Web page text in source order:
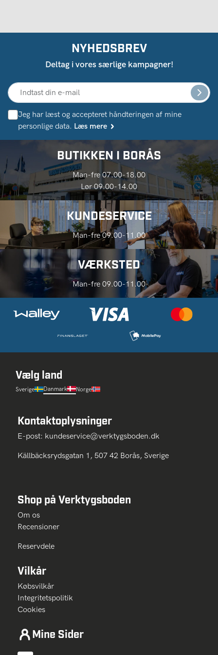
NYHEDSBREV
Deltag i vores særlige kampagner!
Jeg har læst og accepteret håndteringen af ​​mine
personlige data. Læs mere
BUTIKKEN I BORÅS
Man-fre 07.00-18.00
Lør 09.00-14.00
KUNDESERVICE
Man-fre 09.00-11.00
VÆRKSTED
Man-fre 09.00-11.00
Vælg land
Sverige Danmark Norge
Kontaktoplysninger
E-post: kundeservice@verktygsboden.dk
Källbäcksrydsgatan 1, 507 42 Borås, Sverige
Shop på Verktygsboden
Om os
Recensioner
Reservdele
Vilkår
Købsvilkår
Integritetspolitik
Cookies
Mine Sider